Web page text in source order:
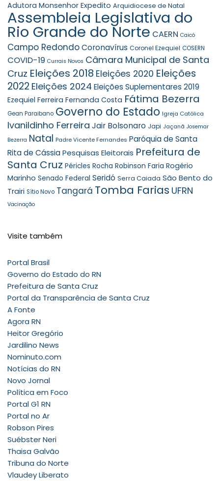
Adutora Monsenhor Expedito Arquidiocese de Natal
Assembleia Legislativa do
Rio Grande do Norte CAERN Caicó
Campo RedondoCoronavírus Coronel Ezequiel COSERN
COVID-19 Currais Novos Câmara Municipal de Santa
Cruz Eleições 2018 Eleições 2020 Eleições
2022 Eleições 2024 Eleições Suplementares 2019
Ezequiel Ferreira Fernanda Costa Fátima Bezerra
Gean Paraibano Governo do Estado Igreja Católica
Ivanildinho Ferreira Jair Bolsonaro Japi Jaçanã Josemar
Bezerra Natal Padre Vicente Fernandes Paróquia de Santa
Rita de CássiaPesquisas Eleitorais Prefeitura de
Santa Cruz Péricles Rocha Robinson Faria Rogério
Marinho Senado Federal Seridó Serra Caiada São Bento do
Trairi Sítio Novo Tangará Tomba Farias UFRN
Vacinação
Visite também
Portal Brasil
Governo do Estado do RN
Prefeitura de Santa Cruz
Portal da Transparência de Santa Cruz
A Fonte
Agora RN
Heitor Gregório
Jardilino News
Nominuto.com
Notícias do RN
Novo Jornal
Política em Foco
Portal G1 RN
Portal no Ar
Robson Pires
Suébster Neri
Thaisa Galvão
Tribuna do Norte
Vlaudey Liberato